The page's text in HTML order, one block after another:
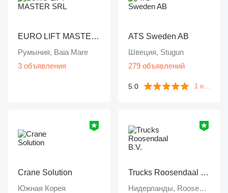
EURO LIFT MASTER SRL
Румыния, Baia Mare
3 объявления
ATS Sweden AB
Швеция, Stugun
279 объявлений
5.0 1 отзыв
Crane Solution
Южная Корея
Trucks Roosendaal B.V.
Нидерланды, Roosendaal